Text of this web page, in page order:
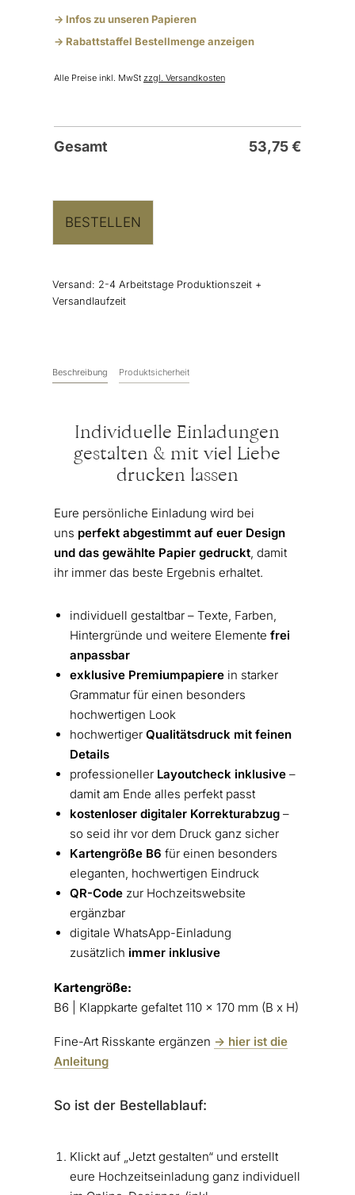
-> Infos zu unseren Papieren
-> Rabattstaffel Bestellmenge anzeigen
Alle Preise inkl. MwSt zzgl. Versandkosten
Gesamt 53,75€
BESTELLEN
Versand: 2-4 Arbeitstage Produktionszeit +
Versandlaufzeit
Beschreibung Produktsicherheit
Individuelle Einladungen
gestalten & mit viel Liebe
drucken lassen
Eure persönliche Einladung wird bei
uns perfekt abgestimmt auf euer Design
und das gewählte Papier gedruckt, damit
ihr immer das beste Ergebnis erhaltet.
individuell gestaltbar – Texte, Farben,
Hintergründe und weitere Elemente frei
anpassbar
exklusive Premiumpapierein starker
Grammatur für einen besonders
hochwertigen Look
hochwertiger Qualitätsdruck mit feinen
Details
professioneller Layoutcheck inklusive–
damit am Ende alles perfekt passt
kostenloser digitaler Korrekturabzug–
so seid ihr vor dem Druck ganz sicher
Kartengröße B6 für einen besonders
eleganten, hochwertigen Eindruck
QR-Codezur Hochzeitswebsite
ergänzbar
digitale WhatsApp-Einladung
zusätzlich immer inklusive
Kartengröße:
B6 | Klappkarte gefaltet 110 x 170 mm (B x H)
Fine-Art Risskante ergänzen -> hier ist die
Anleitung
So ist der Bestellablauf:
Klickt auf „Jetzt gestalten“ und erstellt
eure Hochzeitseinladung ganz individuell